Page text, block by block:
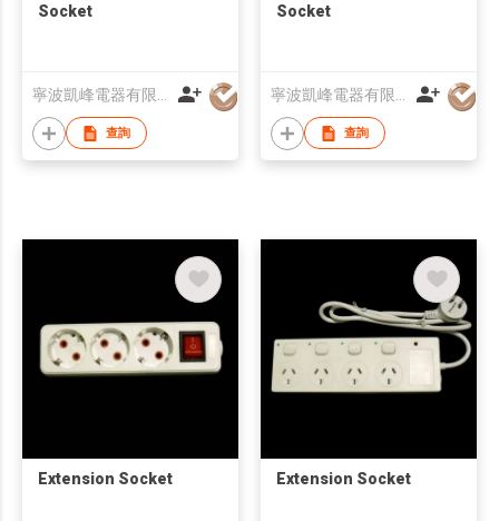
Socket
查詢
Socket
查詢
Extension Socket Extension Socket